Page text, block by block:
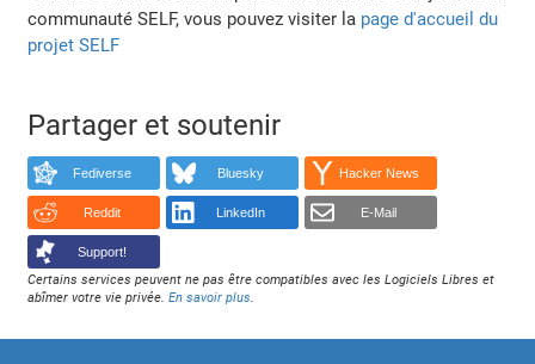
communauté SELF, vous pouvez visiter la page d'accueil du
projet SELF
Partager et soutenir
Fediverse Bluesky Hacker News
Reddit LinkedIn E-Mail
Support!
Certains services peuvent ne pas être compatibles avec les Logiciels Libres et
abîmer votre vie privée.En savoir plus.